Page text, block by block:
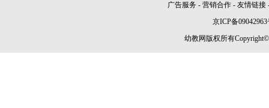
广告服务 - 营销合作 - 友情链接
京ICP备09042963
幼教网版权所有